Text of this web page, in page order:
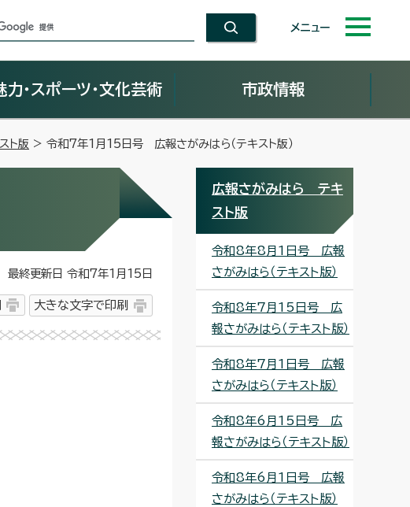
メニュー
力・スポーツ・文化芸術 市政情報
ト版 > 令和7年1月15日号 広報さがみはら（テキスト版）
終更新日 令和7年1月15日
大きな文字で印刷
広報さがみはら テキ
スト版
令和8年8月1日号 広報
さがみはら（テキスト版）
令和8年7月15日号 広
報さがみはら（テキスト版）
令和8年7月1日号 広報
さがみはら（テキスト版）
令和8年6月15日号 広
報さがみはら（テキスト版）
令和8年6月1日号 広報
さがみはら（テキスト版）